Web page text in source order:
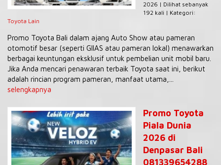
2026 | Dilihat sebanyak
192 kali | Kategori:
Toyota Lain
Promo Toyota Bali dalam ajang Auto Show atau pameran
otomotif besar (seperti GIIAS atau pameran lokal) menawarkan
berbagai keuntungan eksklusif untuk pembelian unit mobil baru.
Jika Anda mencari penawaran terbaik Toyota saat ini, berikut
adalah rincian program pameran, manfaat utama,...
selengkapnya
Promo Toyota
Piala Dunia
2026 di
Denpasar Bali
081339654288